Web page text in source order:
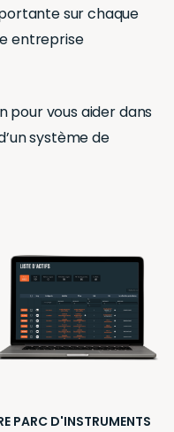
sur chaque
entreprise
pour vous aider dans
système de
PARC D'INSTRUMENTS